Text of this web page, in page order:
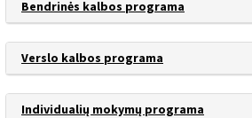
Bendrinės kalbos programa
Verslo kalbos programa
Individualių mokymų programa